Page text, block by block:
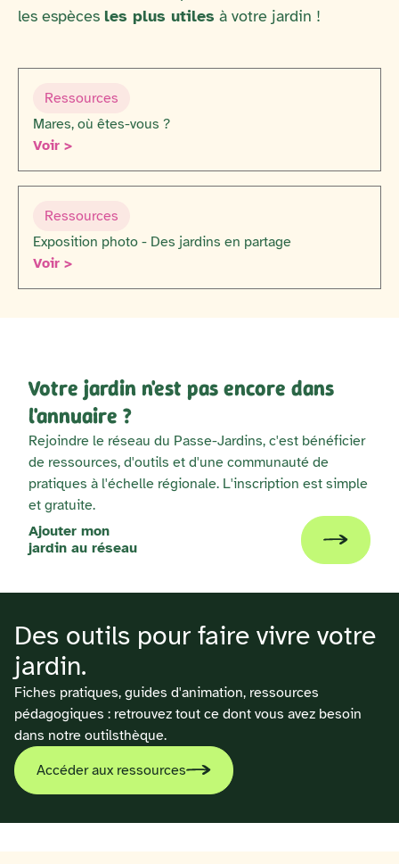
les espèces les plus utiles à votre jardin !
Ressources
Mares, où êtes-vous ?
Voir >
Ressources
Exposition photo - Des jardins en partage
Voir >
Votre jardin n'est pas encore dans
l'annuaire ?
Rejoindre le réseau du Passe-Jardins, c'est bénéficier
de ressources, d'outils et d'une communauté de
pratiques à l'échelle régionale. L'inscription est simple
et gratuite.
Ajouter mon
jardin au réseau
Des outils pour faire vivre votre
jardin.
Fiches pratiques, guides d'animation, ressources
pédagogiques : retrouvez tout ce dont vous avez besoin
dans notre outilsthèque.
Accéder aux ressources